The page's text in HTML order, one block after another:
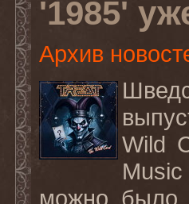
'1985'
Архив
Wild
можно было